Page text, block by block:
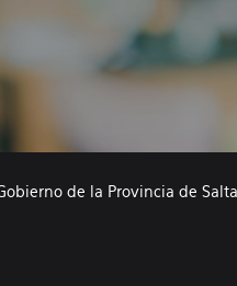
de la Provincia de